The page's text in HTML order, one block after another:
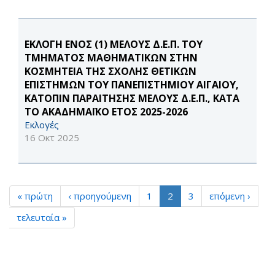
ΕΚΛΟΓΗ ΕΝΟΣ (1) ΜΕΛΟΥΣ Δ.Ε.Π. ΤΟΥ
ΤΜΗΜΑΤΟΣ ΜΑΘΗΜΑΤΙΚΩΝ ΣΤΗΝ
ΚΟΣΜΗΤΕΙΑ ΤΗΣ ΣΧΟΛΗΣ ΘΕΤΙΚΩΝ
ΕΠΙΣΤΗΜΩΝ ΤΟΥ ΠΑΝΕΠΙΣΤΗΜΙΟΥ ΑΙΓΑΙΟΥ,
ΚΑΤΟΠΙΝ ΠΑΡΑΙΤΗΣΗΣ ΜΕΛΟΥΣ Δ.Ε.Π., ΚΑΤΑ
ΤΟ ΑΚΑΔΗΜΑΪΚΟ ΕΤΟΣ 2025-2026
Εκλογές
16 Οκτ 2025
« πρώτη ‹ προηγούμενη 1 2 3
επόμενη ›
τελευταία »